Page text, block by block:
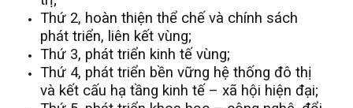
Thứ 2, hoàn thiện thể chế và chính sách
phát triển, liên kết vùng;
Thứ 3, phát triển kinh tế vùng;
Thứ 4, phát triển bền vững hệ thống đô thị
và kết cấu hạ tầng kinh tế – xã hội hiện đại;